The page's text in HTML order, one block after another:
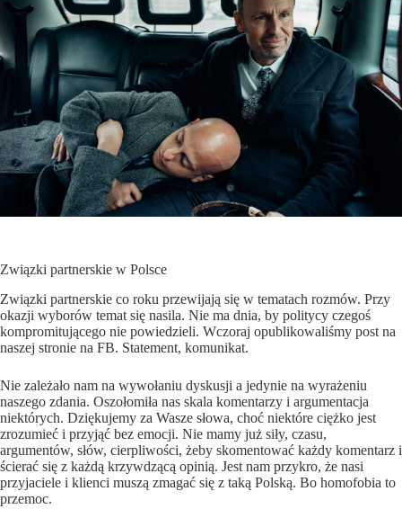
Związki partnerskie w Polsce
Związki partnerskie co roku przewijają się w tematach rozmów. Przy
okazji wyborów temat się nasila. Nie ma dnia, by politycy czegoś
kompromitującego nie powiedzieli. Wczoraj opublikowaliśmy post na
naszej stronie na FB. Statement, komunikat.
Nie zależało nam na wywołaniu dyskusji a jedynie na wyrażeniu
naszego zdania. Oszołomiła nas skala komentarzy i argumentacja
niektórych. Dziękujemy za Wasze słowa, choć niektóre ciężko jest
zrozumieć i przyjąć bez emocji. Nie mamy już siły, czasu,
argumentów, słów, cierpliwości, żeby skomentować każdy komentarz i
ścierać się z każdą krzywdzącą opinią. Jest nam przykro, że nasi
przyjaciele i klienci muszą zmagać się z taką Polską. Bo homofobia to
przemoc.